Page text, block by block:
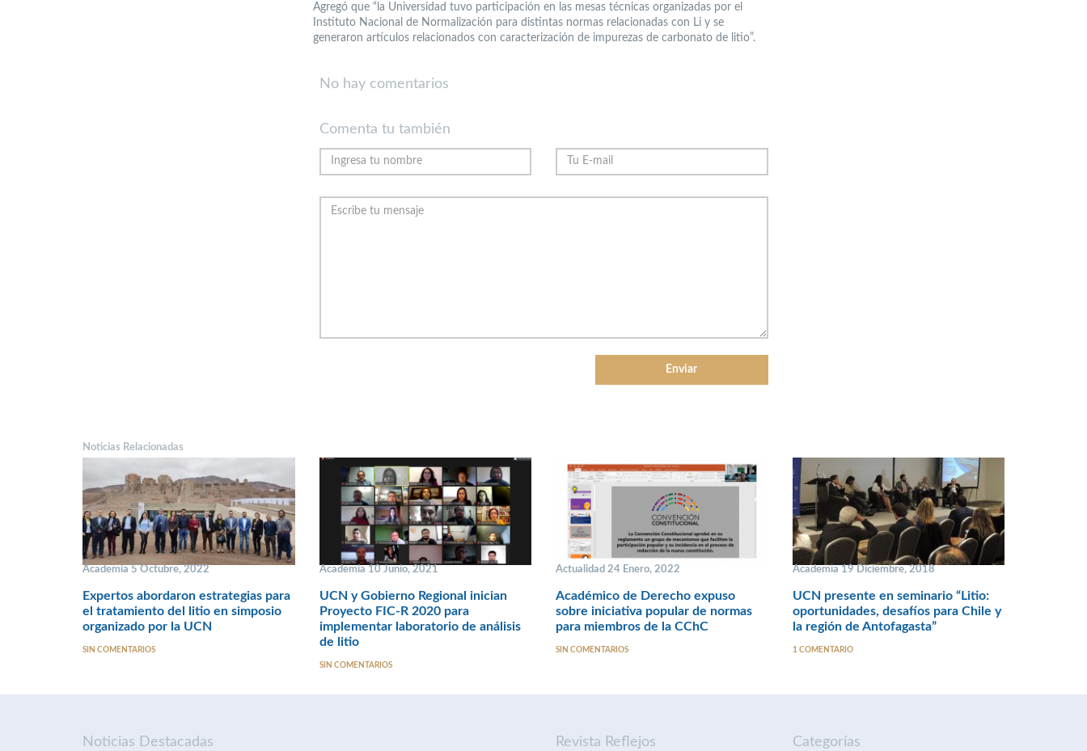
Agregó que “la Universidad tuvo participación en las mesas técnicas organizadas por el
Instituto Nacional de Normalización para distintas normas relacionadas con Li y se
generaron artículos relacionados con caracterización de impurezas de carbonato de litio”.
No hay comentarios
Comenta tu también
Noticias Relacionadas
Academia 5 Octubre, 2022
Expertos abordaron estrategias para
el tratamiento del litio en simposio
organizado por la UCN
SIN COMENTARIOS
Academia 10 Junio, 2021
UCN y Gobierno Regional inician
Proyecto FIC-R 2020 para
implementar laboratorio de análisis
de litio
SIN COMENTARIOS
Actualidad 24 Enero, 2022
Académico de Derecho expuso
sobre iniciativa popular de normas
para miembros de la CChC
SIN COMENTARIOS
Academia 19 Diciembre, 2018
UCN presente en seminario “Litio:
oportunidades, desafíos para Chile y
la región de Antofagasta”
1 COMENTARIO
Noticias Destacadas Revista Reflejos Categorías